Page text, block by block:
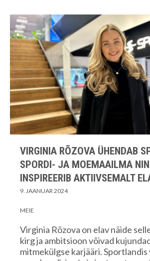
VIRGINIA RÕZOVA ÜHENDAB
SPORDI- JA MOEMAAILMA
INSPIREERIB AKTIIVSEMALT
9. JAANUAR 2024
MEIE
Virginia Rõzova on elav näide
kirg ja ambitsioon võivad
mitmekülgse karjääri. Sportlandis